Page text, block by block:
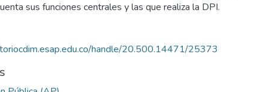
sus funciones centrales y las que realiza la DPI.
handle/20.500.14471/25373